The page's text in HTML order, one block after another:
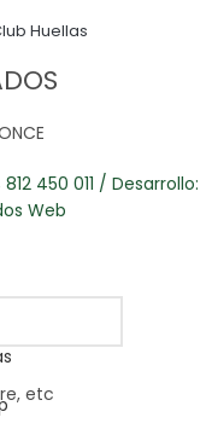
Huellas
450 011 / Desarrollo:
Web
etc